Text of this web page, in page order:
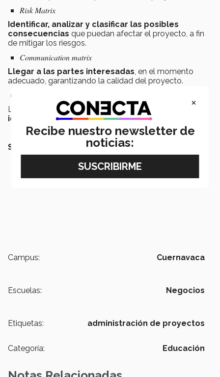
Risk Matrix
Identificar, analizar y clasificar las posibles
consecuencias que puedan afectar el proyecto, a fin
de mitigar los riesgos.
Communication matrix
Llegar a las partes interesadas, en el momento
adecuado, garantizando la calidad del proyecto.
Llevar a cabo losprocesos necesarios para la
identificaciónde los RH para el logro del proyecto.
SEGURO QUERRÁS LEER:
Campus: Cuernavaca
Escuelas: Negocios
Etiquetas: administración de proyectos
Categoría: Educación
×
Recibe nuestro newsletter de
noticias: